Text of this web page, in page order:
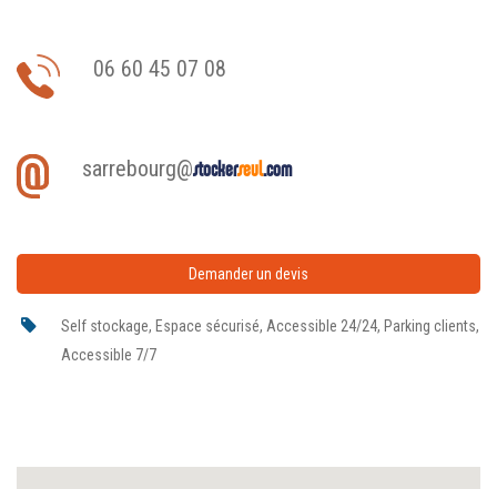
06 60 45 07 08
sarrebourg@stockerseul.com
Demander un devis
Self stockage, Espace sécurisé, Accessible 24/24, Parking clients,
Accessible 7/7